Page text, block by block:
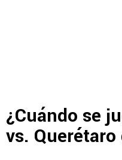
¿Cuándo se
vs.